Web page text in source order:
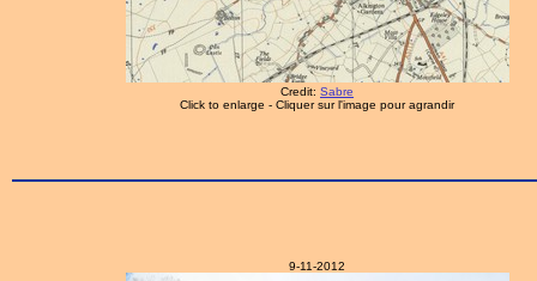
Credit: Sabre
Click to enlarge - Cliquer sur l'image pour agrandir
9-11-2012